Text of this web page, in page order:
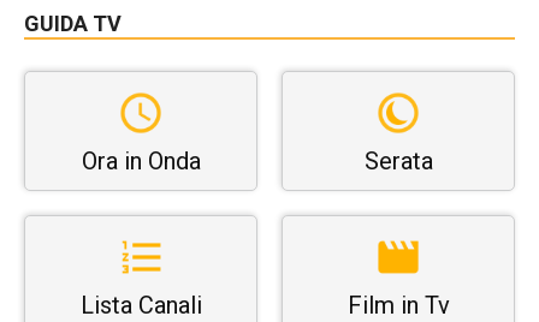
GUIDA TV
Ora in Onda Serata
Lista Canali Film in Tv